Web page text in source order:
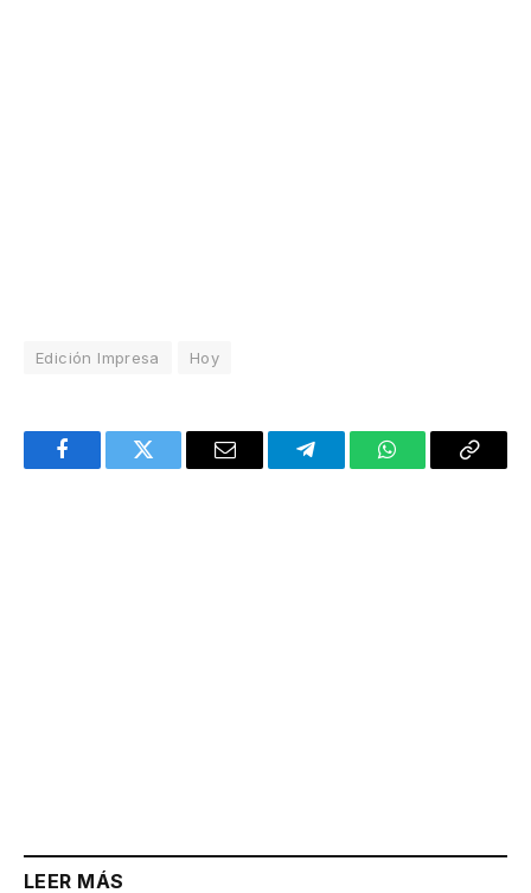
Edición Impresa Hoy
FacebookTwitter Email TelegramWhatsAppCopy
LEER MÁS